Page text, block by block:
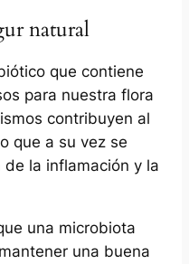
natural
que contiene
para nuestra flora
contribuyen al
que a su vez se
la inflamación y la
una microbiota
una buena